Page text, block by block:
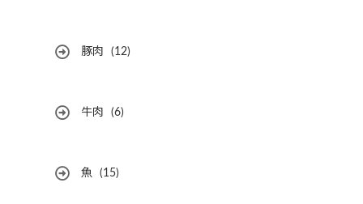
豚肉 (12)
牛肉 (6)
魚 (15)